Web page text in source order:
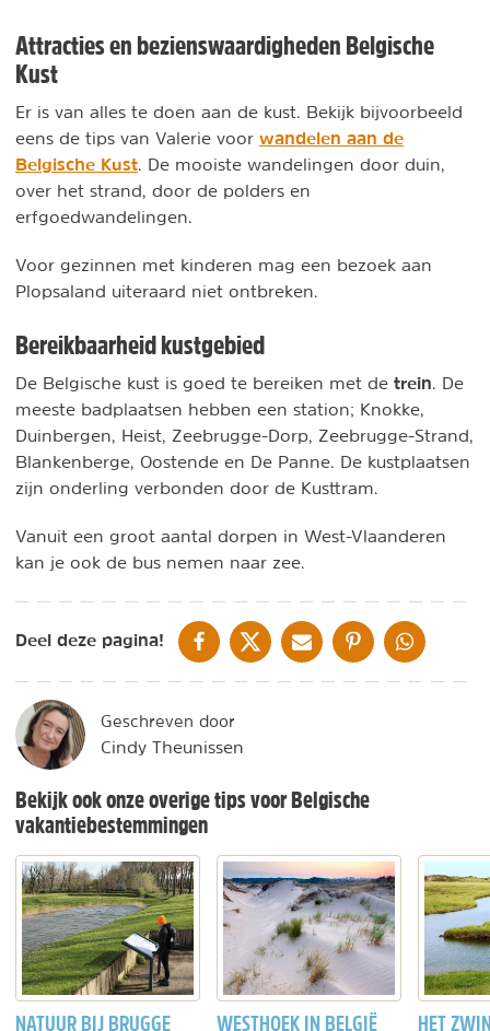
Attracties en bezienswaardigheden Belgische
Kust
Er is van alles te doen aan de kust. Bekijk bijvoorbeeld
eens de tips van Valerie voor wandelen aan de
Belgische Kust . De mooiste wandelingen door duin,
over het strand, door de polders en
erfgoedwandelingen.
Voor gezinnen met kinderen mag een bezoek aan
Plopsaland uiteraard niet ontbreken.
Bereikbaarheid kustgebied
De Belgische kust is goed te bereiken met de trein . De
meeste badplaatsen hebben een station; Knokke,
Duinbergen, Heist, Zeebrugge-Dorp, Zeebrugge-Strand,
Blankenberge, Oostende en De Panne. De kustplaatsen
zijn onderling verbonden door de Kusttram.
Vanuit een groot aantal dorpen in West-Vlaanderen
kan je ook de bus nemen naar zee.
Deel deze pagina! DELEN OP FACEBOOK
DELEN OP XDELEN VIA DE MAIL
DELEN OP PINTEREST
DELEN OP
Geschreven door
Cindy Theunissen
Bekijk ook onze overige tips voor Belgische
vakantiebestemmingen
NATUUR BIJ BRUGGE WESTHOEK IN BELGIË HET